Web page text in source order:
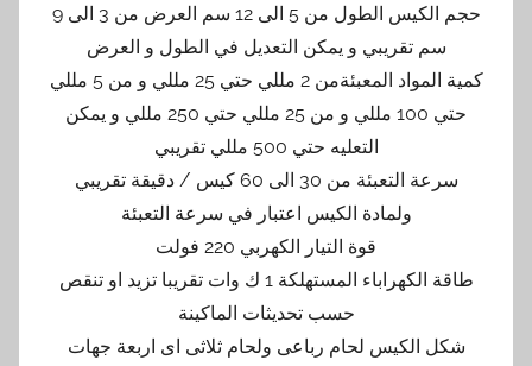
حجم الكيس الطول من 5 الى 12 سم العرض من 3 الى 9
سم تقريبي و يمكن التعديل في الطول و العرض
كمية المواد المعبئةمن 2 مللي حتي 25 مللي و من 5 مللي
حتي 100 مللي و من 25 مللي حتي 250 مللي و يمكن
التعليه حتي 500 مللي تقريبي
سرعة التعبئة من 30 الى 60 كيس / دقيقة تقريبي
ولمادة الكيس اعتبار في سرعة التعبئة
قوة التيار الكهربي 220 فولت
طاقة الكهراباء المستهلكة 1 ك وات تقريبا تزيد او تنقص
حسب تحديثات الماكينة
شكل الكيس لحام رباعى ولحام ثلاثى اى اربعة جهات